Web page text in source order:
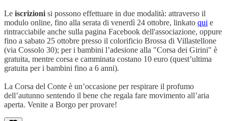
Le iscrizioni si possono effettuare in due modalità: attraverso il
modulo online, fino alla serata di venerdì 24 ottobre, linkato qui e
rintracciabile anche sulla pagina Facebook dell'associazione, oppure
fino a sabato 25 ottobre presso il colorificio Brossa di Villastellone
(via Cossolo 30); per i bambini l’adesione alla "Corsa dei Girini" è
gratuita, mentre corsa e camminata costano 10 euro (quest’ultima
gratuita per i bambini fino a 6 anni).
La Corsa del Conte è un’occasione per respirare il profumo
dell’autunno sentendo il bene che regala fare movimento all’aria
aperta. Venite a Borgo per provare!